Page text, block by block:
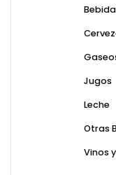
Jugos
Leche
Otras
Vinos